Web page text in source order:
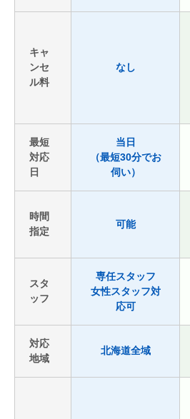
キャ
ンセ
ル料
なし
最短
対応
日
当日
（最短30分でお
伺い）
時間
指定
可能
スタ
ッフ
専任スタッフ
女性スタッフ対
応可
対応
地域
北海道全域